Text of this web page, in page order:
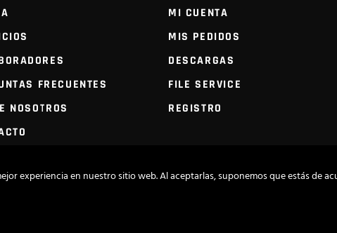
FRECUENTES
NOSOTROS
MI CUENTA
MIS PEDIDOS
DESCARGAS
FILE SERVICE
REGISTRO
experiencia en nuestro sitio web. Al aceptarlas, suponemos que estás de